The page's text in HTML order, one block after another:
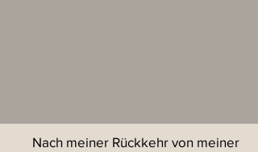
Nach meiner Rückkehr von meiner